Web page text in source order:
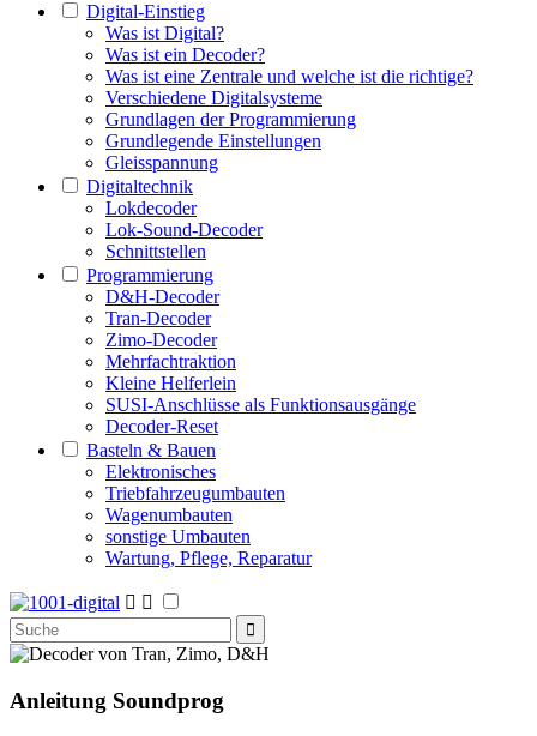
Digital-Einstieg
Was ist Digital?
Was ist ein Decoder?
Was ist eine Zentrale und welche ist die richtige?
Verschiedene Digitalsysteme
Grundlagen der Programmierung
Grundlegende Einstellungen
Gleisspannung
Digitaltechnik
Lokdecoder
Lok-Sound-Decoder
Schnittstellen
Programmierung
D&H-Decoder
Tran-Decoder
Zimo-Decoder
Mehrfachtraktion
Kleine Helferlein
SUSI-Anschlüsse als Funktionsausgänge
Decoder-Reset
Basteln & Bauen
Elektronisches
Triebfahrzeugumbauten
Wagenumbauten
sonstige Umbauten
Wartung, Pflege, Reparatur
 
Anleitung Soundprog